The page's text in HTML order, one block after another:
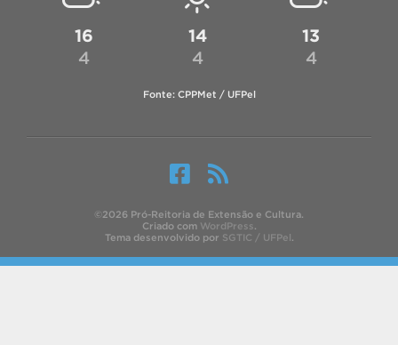
16
4
14
4
13
4
Fonte: CPPMet / UFPel
©2026 Pró-Reitoria de Extensão e Cultura.
Criado com WordPress.
Tema desenvolvido por SGTIC / UFPel.